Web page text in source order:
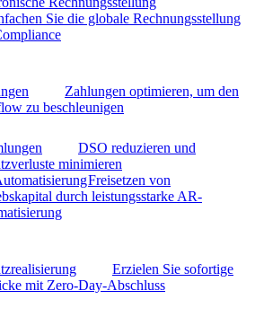
Sie die globale Rechnungsstellung
Zahlungen optimieren, um den
zu beschleunigen
DSO reduzieren und
minimieren
Freisetzen von
durch leistungsstarke AR-
Erzielen Sie sofortige
mit Zero-Day-Abschluss